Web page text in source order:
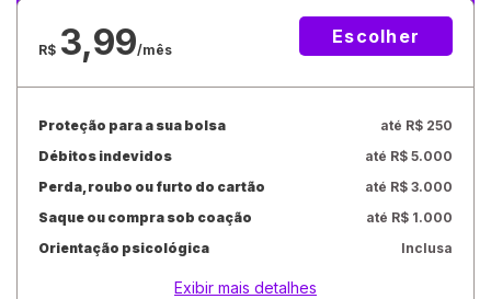
R$ 3,99/mês
Escolher
Proteção para a sua bolsa
até R$ 250
Débitos indevidos
até R$ 5.000
Perda, roubo ou furto do cartão
até R$ 3.000
Saque ou compra sob coação
até R$ 1.000
Orientação psicológica
Inclusa
Exibir mais detalhes